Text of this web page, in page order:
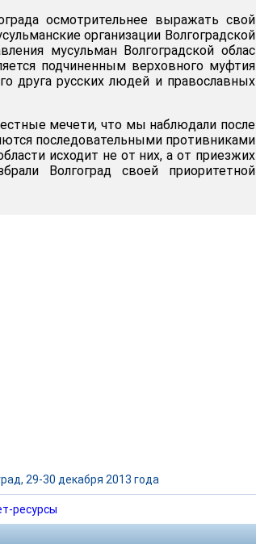
осмотрительнее выражать свой
организации Волгоградской
мусульман Волгоградской облас
подчиненным верховного муфтия
друга русских людей и православных
мечети, что мы наблюдали после
последовательными противниками
исходит не от них, а от приезжих
Волгоград своей приоритетной
29-30 декабря 2013 года
ресурсы